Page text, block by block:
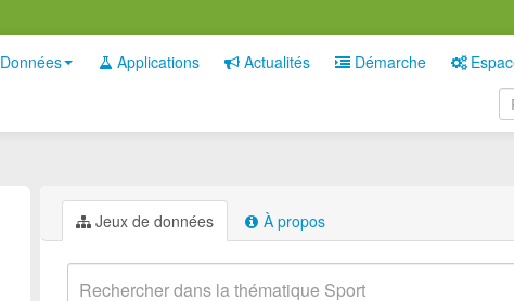
Données Applications Actualités Démarche
Jeux de données À propos